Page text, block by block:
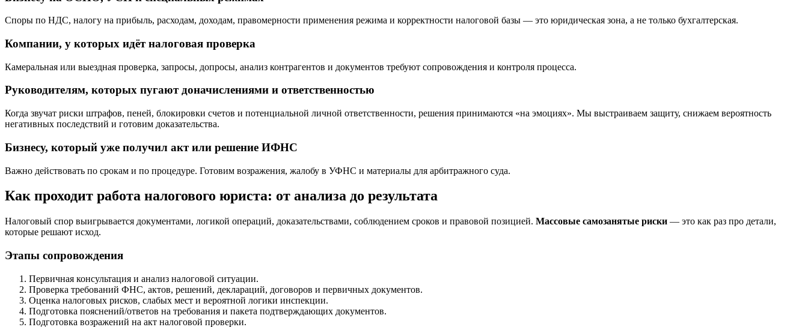
Споры по НДС, налогу на прибыль, расходам, доходам, правомерности применения режима и корректности налоговой базы — это юридическая зона, а не только бухгалтерская.
Компании, у которых идёт налоговая проверка
Камеральная или выездная проверка, запросы, допросы, анализ контрагентов и документов требуют сопровождения и контроля процесса.
Руководителям, которых пугают доначислениями и ответственностью
Когда звучат риски штрафов, пеней, блокировки счетов и потенциальной личной ответственности, решения принимаются «на эмоциях». Мы выстраиваем защиту, снижаем вероятность
негативных последствий и готовим доказательства.
Бизнесу, который уже получил акт или решение ИФНС
Важно действовать по срокам и по процедуре. Готовим возражения, жалобу в УФНС и материалы для арбитражного суда.
Как проходит работа налогового юриста: от анализа до результата
Налоговый спор выигрывается документами, логикой операций, доказательствами, соблюдением сроков и правовой позицией. Массовые самозанятые риски — это как раз про детали,
которые решают исход.
Этапы сопровождения
Первичная консультация и анализ налоговой ситуации.
Проверка требований ФНС, актов, решений, деклараций, договоров и первичных документов.
Оценка налоговых рисков, слабых мест и вероятной логики инспекции.
Подготовка пояснений/ответов на требования и пакета подтверждающих документов.
Подготовка возражений на акт налоговой проверки.